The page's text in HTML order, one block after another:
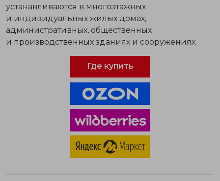
устанавливаются в многоэтажных
и индивидуальных жилых домах,
административных, общественных
и производственных зданиях и сооружениях.
Где купить